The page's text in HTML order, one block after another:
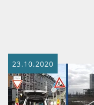
23.10.2020